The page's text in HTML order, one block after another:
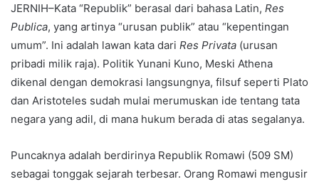
JERNIH–Kata “Republik” berasal dari bahasa Latin, Res
Publica, yang artinya “urusan publik” atau “kepentingan
umum”. Ini adalah lawan kata dari Res Privata (urusan
pribadi milik raja). Politik Yunani Kuno, Meski Athena
dikenal dengan demokrasi langsungnya, filsuf seperti Plato
dan Aristoteles sudah mulai merumuskan ide tentang tata
negara yang adil, di mana hukum berada di atas segalanya.
Puncaknya adalah berdirinya Republik Romawi (509 SM)
sebagai tonggak sejarah terbesar. Orang Romawi mengusir